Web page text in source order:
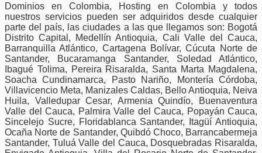
Dominios en Colombia, Hosting en Colombia y todos
nuestros servicios pueden ser adquiridos desde cualquier
parte del país, las ciudades a las que llegamos son: Bogotá
Distrito Capital, Medellín Antioquia, Cali Valle del Cauca,
Barranquilla Atlántico, Cartagena Bolívar, Cúcuta Norte de
Santander, Bucaramanga Santander, Soledad Atlántico,
Ibagué Tolima, Pereira Risaralda, Santa Marta Magdalena,
Soacha Cundinamarca, Pasto Nariño, Montería Córdoba,
Villavicencio Meta, Manizales Caldas, Bello Antioquia, Neiva
Huila, Valledupar Cesar, Armenia Quindío, Buenaventura
Valle del Cauca, Palmira Valle del Cauca, Popayán Cauca,
Sincelejo Sucre, Floridablanca Santander, Itagüí Antioquia,
Ocaña Norte de Santander, Quibdó Choco, Barrancabermeja
Santander, Tuluá Valle del Cauca, Dosquebradas Risaralda,